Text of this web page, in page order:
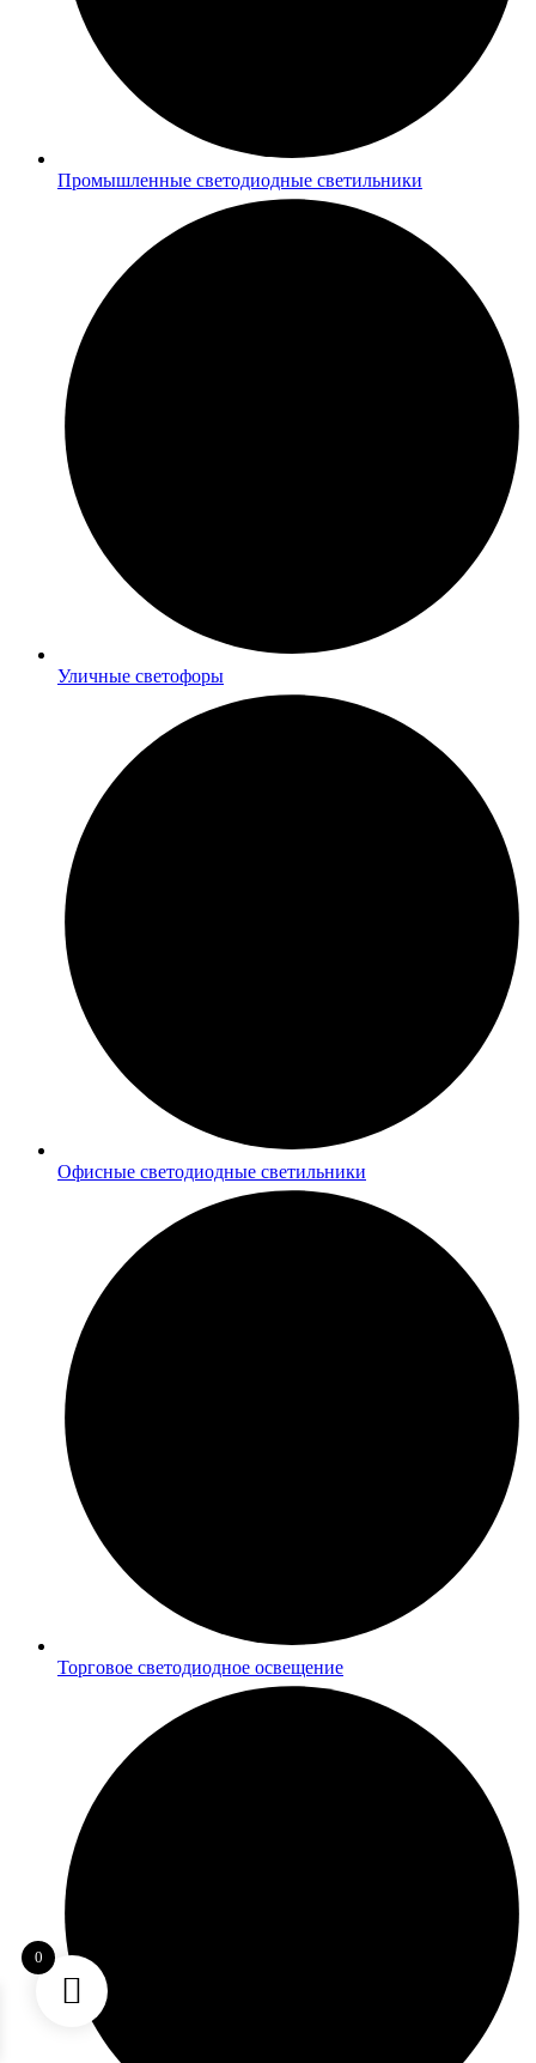
Промышленные светодиодные светильники
Уличные светофоры
Офисные светодиодные светильники
Торговое светодиодное освещение
0